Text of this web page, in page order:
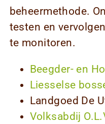
beheermethode.
testen en
te monitoren.
Beegder- en
Liesselse
Landgoed De
Volksabdij